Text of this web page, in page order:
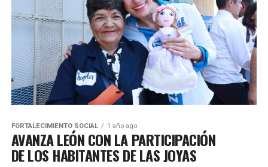
FORTALECIMIENTO SOCIAL 1 año ago
AVANZA LEÓN CON LA PARTICIPACIÓN
DE LOS HABITANTES DE LAS JOYAS